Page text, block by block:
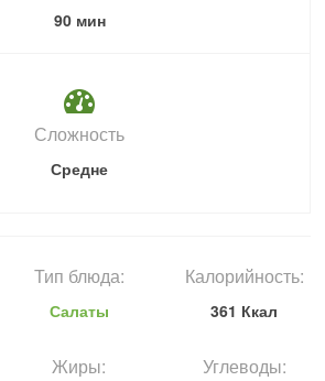
90 мин
Сложность
Средне
Тип блюда:
Салаты
Калорийность:
361 Ккал
Жиры: Углеводы: